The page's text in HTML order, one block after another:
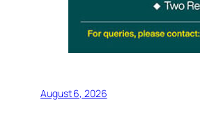
August 6, 2026